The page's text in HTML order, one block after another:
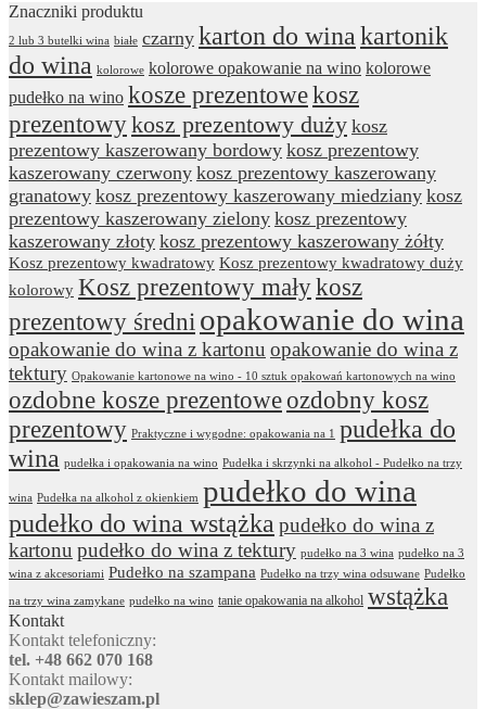
Znaczniki produktu
2 lub 3 butelki wina białe czarny karton do wina kartonik
do wina kolorowe kolorowe opakowanie na wino kolorowe
pudełko na wino kosze prezentowekosz
prezentowykosz prezentowy duży kosz
prezentowy kaszerowany bordowy kosz prezentowy
kaszerowany czerwony kosz prezentowy kaszerowany
granatowy kosz prezentowy kaszerowany miedziany kosz
prezentowy kaszerowany zielony kosz prezentowy
kaszerowany złoty kosz prezentowy kaszerowany żółty
Kosz prezentowy kwadratowy Kosz prezentowy kwadratowy duży
kolorowy Kosz prezentowy małykosz
prezentowy średni opakowanie do wina
opakowanie do wina z kartonu opakowanie do wina z
tektury Opakowanie kartonowe na wino - 10 sztuk opakowań kartonowych na wino
ozdobne kosze prezentoweozdobny kosz
prezentowy Praktyczne i wygodne: opakowania na 1
pudełka do
wina pudełka i opakowania na wino Pudełka i skrzynki na alkohol - Pudełko na trzy
wina Pudełka na alkohol z okienkiem pudełko do wina
pudełko do wina wstążka pudełko do wina z
kartonu pudełko do wina z tektury pudełko na 3 wina pudełko na 3
wina z akcesoriami Pudełko na szampana Pudełko na trzy wina odsuwane Pudełko
na trzy wina zamykane pudełko na wino tanie opakowania na alkohol wstążka
Kontakt
Kontakt telefoniczny:
tel. +48 662 070 168
Kontakt mailowy:
sklep@zawieszam.pl